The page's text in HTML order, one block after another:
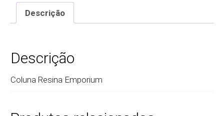
Descrição
Descrição
Coluna Resina Emporium